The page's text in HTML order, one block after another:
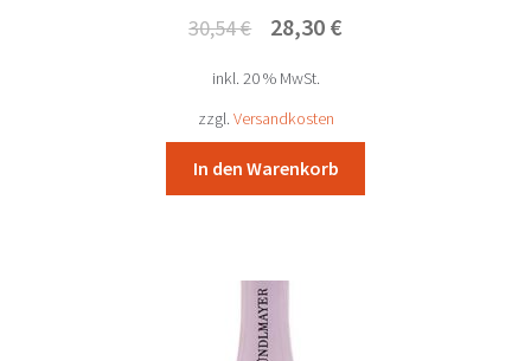
30,54€
Ursprünglicher
war:
30,54 €
28,30 €Aktueller
inkl. 20 % MwSt.
zzgl. Versandkosten
In den Warenkorb